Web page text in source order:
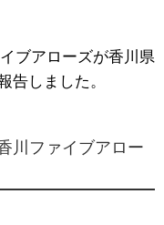
ブアローズが香川県
告しました。
川ファイブアロー